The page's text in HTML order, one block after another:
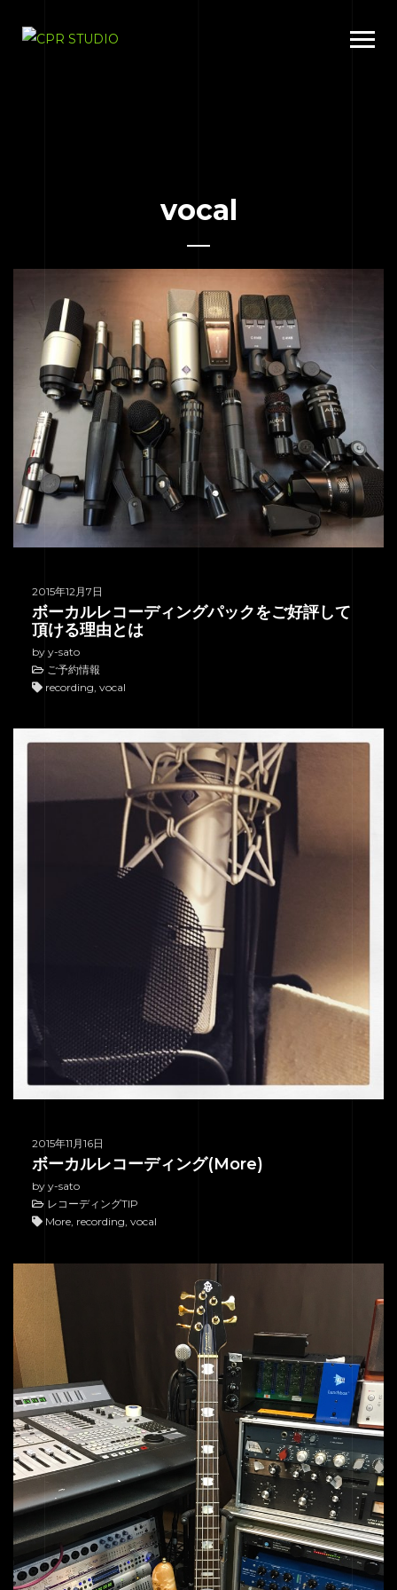
vocal
2015年12月7日
ボーカルレコーディングパックをご好評して
頂ける理由とは
by y-sato
ご予約情報
recording, vocal
2015年11月16日
ボーカルレコーディング(More)
by y-sato
レコーディングTIP
More, recording, vocal